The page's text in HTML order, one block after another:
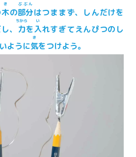
木
き
の部分
ぶぶん
はつままず、しんだけを
、 力
ちから
を入
い
れすぎてえんぴつのし
ように気
き
をつけよう。